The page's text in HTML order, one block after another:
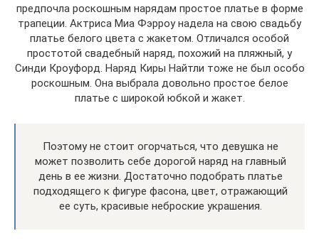
предпочла роскошным нарядам простое платье в форме
трапеции. Актриса Миа Фэрроу надела на свою свадьбу
платье белого цвета с жакетом. Отличался особой
простотой свадебный наряд, похожий на пляжный, у
Синди Кроуфорд. Наряд Киры Найтли тоже не был особо
роскошным. Она выбрала довольно простое белое
платье с широкой юбкой и жакет.
Поэтому не стоит огорчаться, что девушка не
может позволить себе дорогой наряд на главный
день в ее жизни. Достаточно подобрать платье
подходящего к фигуре фасона, цвет, отражающий
ее суть, красивые неброские украшения.